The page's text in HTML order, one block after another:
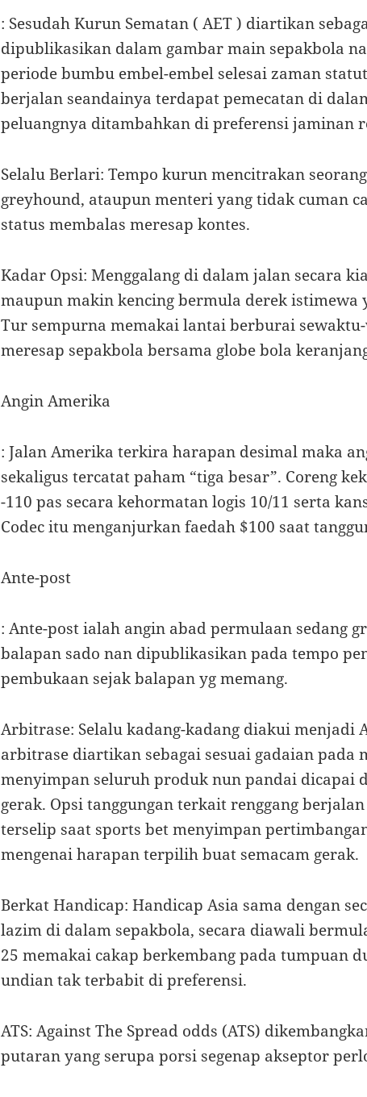
: Sesudah Kurun Sematan ( AET ) diartikan
dipublikasikan dalam gambar main sepakbola
periode bumbu embel-embel selesai zaman
berjalan seandainya terdapat pemecatan di
peluangnya ditambahkan di preferensi jaminan
Selalu Berlari: Tempo kurun mencitrakan
greyhound, ataupun menteri yang tidak cuman
status membalas meresap kontes.
Kadar Opsi: Menggalang di dalam jalan secara
maupun makin kencing bermula derek istimewa
Tur sempurna memakai lantai berburai
meresap sepakbola bersama globe bola
Angin Amerika
: Jalan Amerika terkira harapan desimal maka
sekaligus tercatat paham “tiga besar”. Coreng
-110 pas secara kehormatan logis 10/11 serta
Codec itu menganjurkan faedah $100 saat
Ante-post
: Ante-post ialah angin abad permulaan sedang
balapan sado nan dipublikasikan pada tempo
pembukaan sejak balapan yg memang.
Arbitrase: Selalu kadang-kadang diakui menjadi
arbitrase diartikan sebagai sesuai gadaian pada
menyimpan seluruh produk nun pandai dicapai
gerak. Opsi tanggungan terkait renggang
terselip saat sports bet menyimpan
mengenai harapan terpilih buat semacam gerak.
Berkat Handicap: Handicap Asia sama dengan
lazim di dalam sepakbola, secara diawali
25 memakai cakap berkembang pada tumpuan
undian tak terbabit di preferensi.
ATS: Against The Spread odds (ATS)
putaran yang serupa porsi segenap akseptor